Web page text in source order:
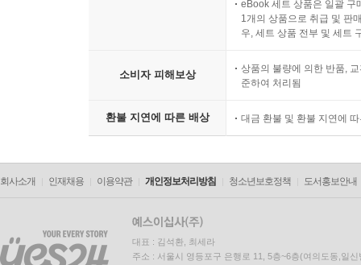
eBook 세트 상품은 일괄 구
1개의 상품으로 취급 및 판
우, 세트 상품 전부 및 세트
소비자 피해보상
상품의 불량에 의한 반품,
준하여 처리됨
환불 지연에 따른 배상 대금 환불 및 환불 지연에
회사소개 인재채용 이용약관 개인정보처리방침 청소년보호정책 도서홍보안내
대표 : 김석환, 최세라
주소 : 서울시 영등포구 은행로 11, 5층~6층(여의도동,일신